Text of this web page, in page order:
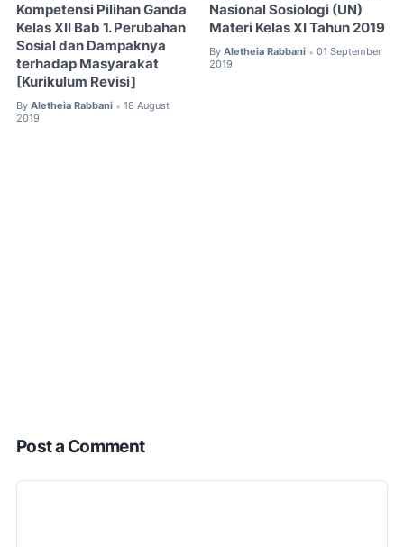
Kompetensi Pilihan Ganda
Kelas XII Bab 1. Perubahan
Sosial dan Dampaknya
terhadap Masyarakat
[Kurikulum Revisi]
By Aletheia Rabbani • 18 August
2019
Nasional Sosiologi (UN)
Materi Kelas XI Tahun 2019
By Aletheia Rabbani • 01 September
2019
Post a Comment